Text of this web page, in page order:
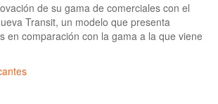
de su gama de comerciales con el
Transit, un modelo que presenta
en comparación con la gama a la que viene